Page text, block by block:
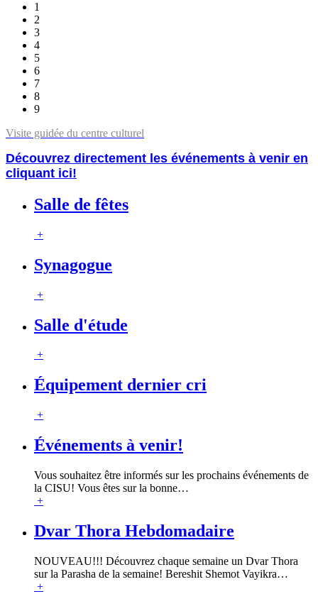
1
2
3
4
5
6
7
8
9
Visite guidée du centre culturel
Découvrez directement les événements à venir en
cliquant ici!
Salle de fêtes
+
Synagogue
+
Salle d'étude
+
Équipement dernier cri
+
Événements à venir!
Vous souhaitez être informés sur les prochains événements de
la CISU! Vous êtes sur la bonne…
+
Dvar Thora Hebdomadaire
NOUVEAU!!! Découvrez chaque semaine un Dvar Thora
sur la Parasha de la semaine! Bereshit Shemot Vayikra…
+